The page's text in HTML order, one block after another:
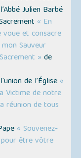
Julien Barbé
« En
voue et consacre
Sauveur
» de
de l’Église «
Victime de notre
réunion de tous
« Souvenez-
pour être vôtre